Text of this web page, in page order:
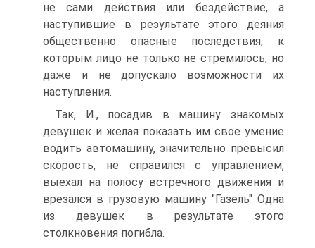
не сами действия или бездействие, а
наступившие в результате этого деяния
общественно опасные последствия, к
которым лицо не только не стремилось, но
даже и не допускало возможности их
наступления.
Так, И., посадив в машину знакомых
девушек и желая показать им свое умение
водить автомашину, значительно превысил
скорость, не справился с управлением,
выехал на полосу встречного движения и
врезался в грузовую машину "Газель" Одна
из девушек в результате этого
столкновения погибла.